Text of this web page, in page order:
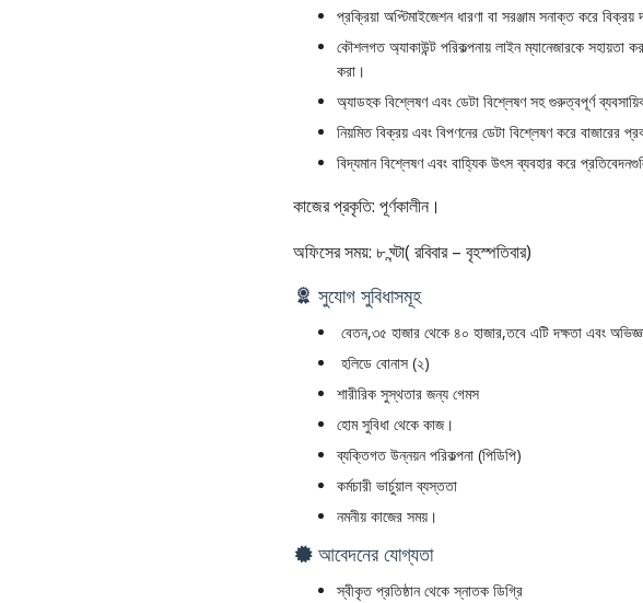
প্রক্রিয়া অপ্টিমাইজেশন ধারণা বা সরঞ্জাম সনাক্ত করে
কৌশলগত অ্যাকাউন্ট পরিকল্পনায় লাইন ম্যানেজারকে সহায়তা
করা।
অ্যাডহক বিশ্লেষণ এবং ডেটা বিশ্লেষণ সহ গুরুত্বপূর্ণ
নিয়মিত বিক্রয় এবং বিপণনের ডেটা বিশ্লেষণ করে বাজারের
বিদ্যমান বিশ্লেষণ এবং বাহ্যিক উৎস ব্যবহার করে
কাজের প্রকৃতি: পূর্ণকালীন।
অফিসের সময়: ৮ ঘ্ন্টা( রবিবার – বৃহস্পতিবার)
সুযোগ সুবিধাসমূহ
বেতন,৩৫ হাজার থেকে ৪০ হাজার,তবে এটি দক্ষতা এবং
হলিডে বোনাস (২)
শারীরিক সুস্থতার জন্য গেমস
হোম সুবিধা থেকে কাজ।
ব্যক্তিগত উন্নয়ন পরিকল্পনা (পিডিপি)
কর্মচারী ভার্চুয়াল ব্যস্ততা
নমনীয় কাজের সময়।
আবেদনের যোগ্যতা
স্বীকৃত প্রতিষ্ঠান থেকে স্নাতক ডিগ্রি